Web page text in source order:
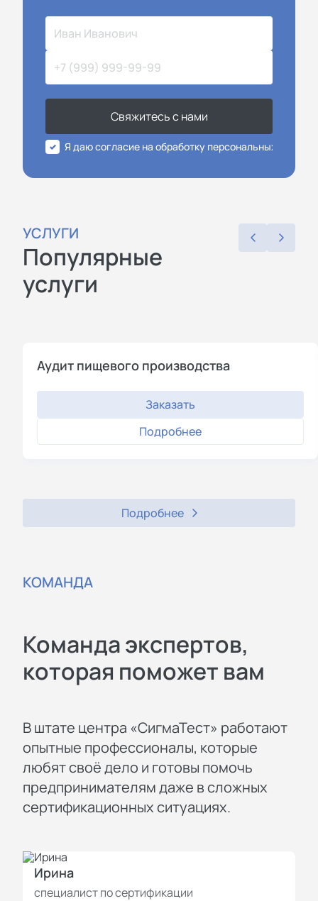
Свяжитесь с нами
Я даю согласие на обработку персональных
УСЛУГИ
Популярные
услуги
Аудит пищевого производства
Заказать
Подробнее
Подробнее
КОМАНДА
Команда экспертов,
которая поможет вам
В штате центра «СигмаТест» работают
опытные профессионалы, которые
любят своё дело и готовы помочь
предпринимателям даже в сложных
сертификационных ситуациях.
Ирина
специалист по сертификации